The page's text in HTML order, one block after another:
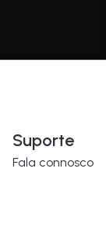
Suporte
Fala connosco